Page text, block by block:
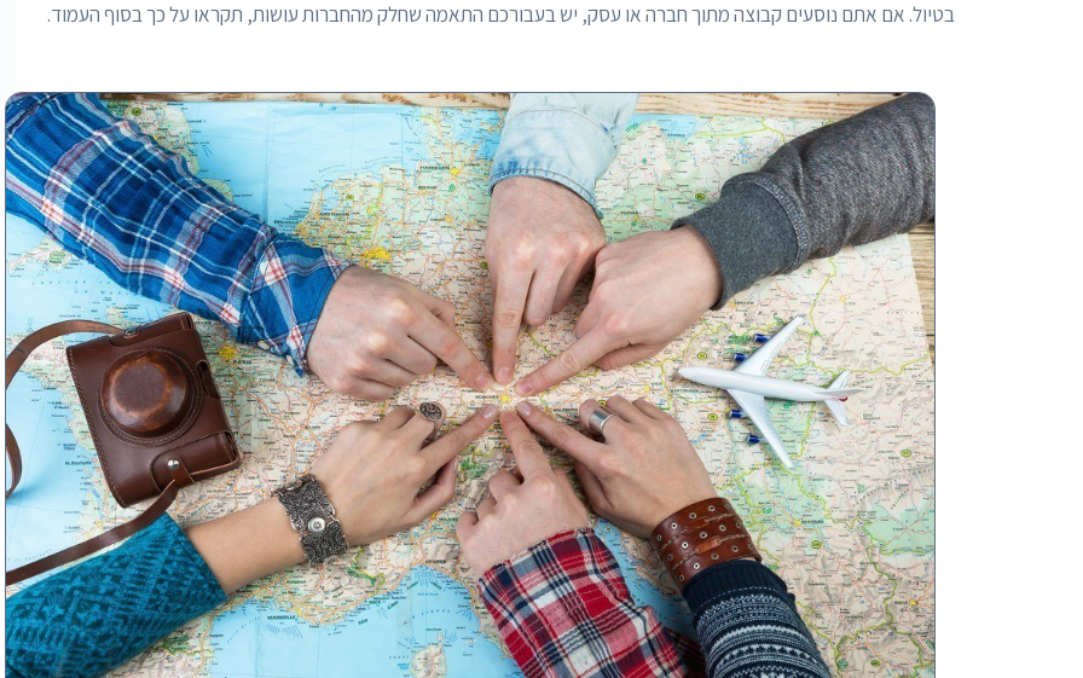
בטיול. אם אתם נוסעים קבוצה מתוך חברה או עסק, יש בעבורכם התאמה שחלק מהחברות עושות, תקראו על כך בסוף העמוד.